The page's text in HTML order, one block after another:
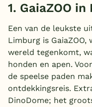
1. GaiaZOO
Een van de leukste
Limburg is
wereld tegenkomt,
honden en apen.
de speelse paden
ontdekkingsreis.
DinoDome; het